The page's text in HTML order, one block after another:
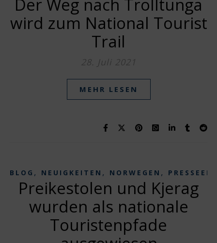
Der Weg nach Trolltunga
wird zum National Tourist
Trail
28. Juli 2021
MEHR LESEN
BLOG , NEUIGKEITEN , NORWEGEN ,
Preikestolen und Kjerag
wurden als nationale
Touristenpfade